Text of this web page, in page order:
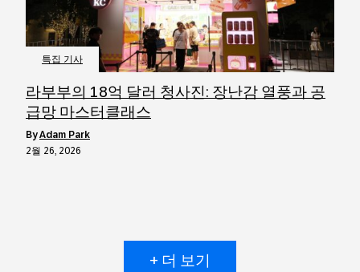
특집 기사
라부부의 18억 달러 청사진: 장난감 열풍과 공
급망 마스터클래스
byAdam Park
2월 26, 2026
+ 더 보기